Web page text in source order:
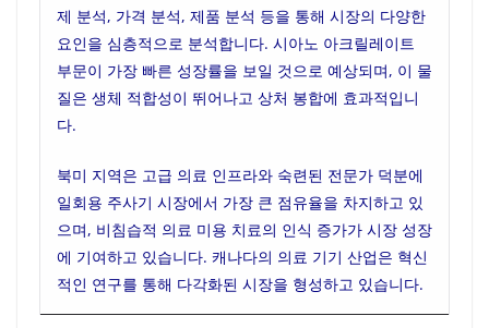
제 분석, 가격 분석, 제품 분석 등을 통해 시장의 다양한
요인을 심층적으로 분석합니다. 시아노 아크릴레이트
부문이 가장 빠른 성장률을 보일 것으로 예상되며, 이 물
질은 생체 적합성이 뛰어나고 상처 봉합에 효과적입니
다.
북미 지역은 고급 의료 인프라와 숙련된 전문가 덕분에
일회용 주사기 시장에서 가장 큰 점유율을 차지하고 있
으며, 비침습적 의료 미용 치료의 인식 증가가 시장 성장
에 기여하고 있습니다. 캐나다의 의료 기기 산업은 혁신
적인 연구를 통해 다각화된 시장을 형성하고 있습니다.